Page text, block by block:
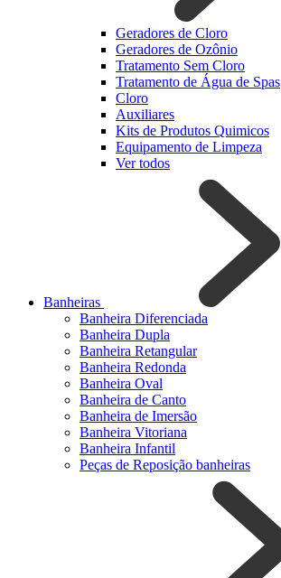
Geradores de Cloro
Geradores de Ozônio
Tratamento Sem Cloro
Tratamento de Água de Spas
Cloro
Auxiliares
Kits de Produtos Quimicos
Equipamento de Limpeza
Ver todos
Banheiras
Banheira Diferenciada
Banheira Dupla
Banheira Retangular
Banheira Redonda
Banheira Oval
Banheira de Canto
Banheira de Imersão
Banheira Vitoriana
Banheira Infantil
Peças de Reposição banheiras